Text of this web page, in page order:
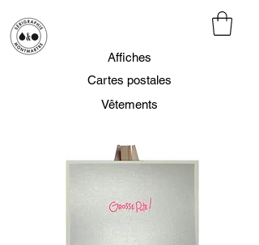
Affiches
Cartes postales
Vêtements